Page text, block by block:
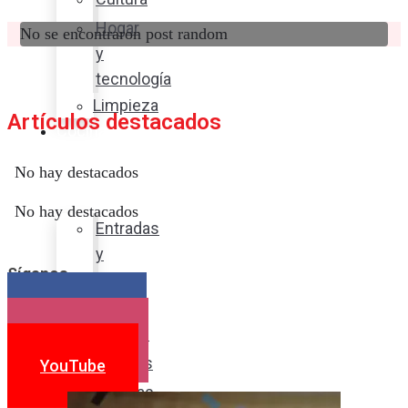
Hogar
y
tecnología
Limpieza
Cocina
sabor
Entradas
y
Postres
Bebidas
No se encontraron post random
Artículos destacados
No hay destacados
No hay destacados
Síganos
YouTube